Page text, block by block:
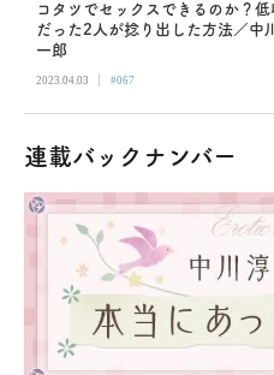
コタツでセックスできるのか？低
だった2人が捻り出した方法／中
一郎
2023.04.03 | #067
連載バックナンバー